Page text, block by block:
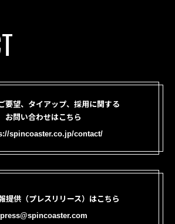
要望、タイアップ、採用に関する
お問い合わせはこちら
spincoaster.co.jp/contact/
提供（プレスリリース）はこちら
press@spincoaster.com